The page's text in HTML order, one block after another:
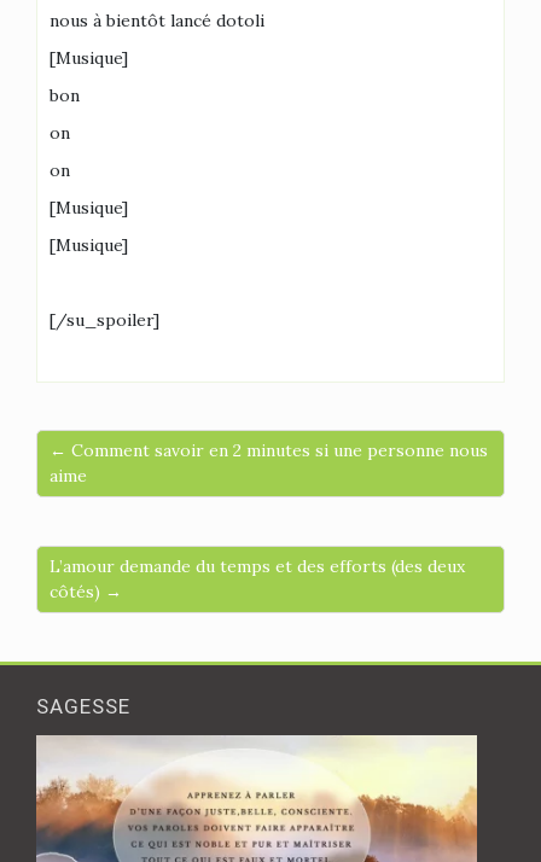
nous à bientôt lancé dotoli
[Musique]
bon
on
on
[Musique]
[Musique]
[/su_spoiler]
← Comment savoir en 2 minutes si une personne nous
aime
L’amour demande du temps et des efforts (des deux
côtés) →
SAGESSE